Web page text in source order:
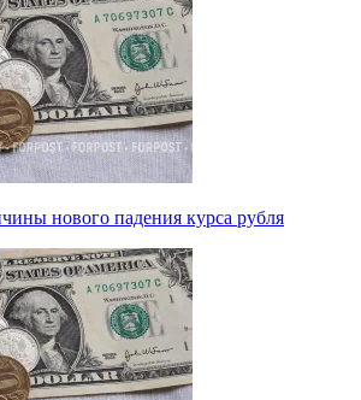
нового падения курса рубля